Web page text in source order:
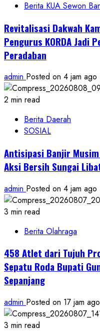
Berita KUA Sewon
Revitalisasi Dakwah
Pengurus KORDA Jadi
Peradaban
admin Posted on 4 jam ago
2 min read
Berita Daerah
SOSIAL
Antisipasi Banjir
Aksi Bersih Sungai
admin Posted on 4 jam ago
3 min read
Berita Olahraga
458 Atlet dari Tujuh
Sepatu Roda Bupati
Sepanjang
admin Posted on 17 jam ago
3 min read